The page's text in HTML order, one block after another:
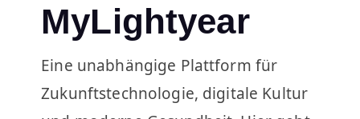
MyLightyear
Eine unabhängige Plattform für
Zukunftstechnologie, digitale Kultur